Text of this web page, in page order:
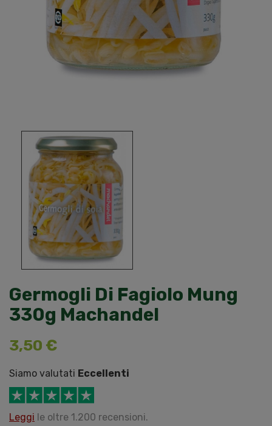
Germogli Di Fagiolo Mung
330g Machandel
3,50 €
Siamo valutati Eccellenti
Leggi le oltre 1.200 recensioni.